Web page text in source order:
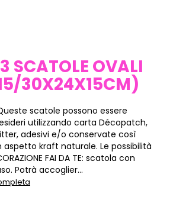
SCATOLE OVALI
30X24X15CM)
Queste scatole possono essere
utilizzando carta Décopatch,
adesivi e/o conservate così
kraft naturale. Le possibilità
FAI DA TE: scatola con
Potrà accoglier...